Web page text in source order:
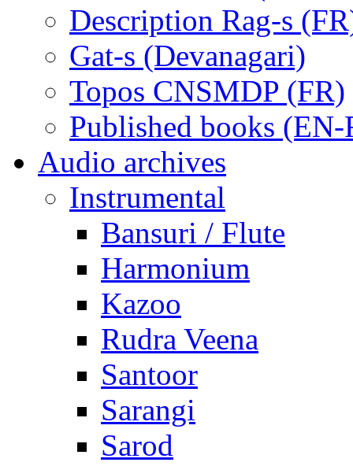
Description Rag-s
Gat-s (Devanagari)
Topos CNSMDP (FR)
Published books (EN-
Audio archives
Instrumental
Bansuri / Flute
Harmonium
Kazoo
Rudra Veena
Santoor
Sarangi
Sarod